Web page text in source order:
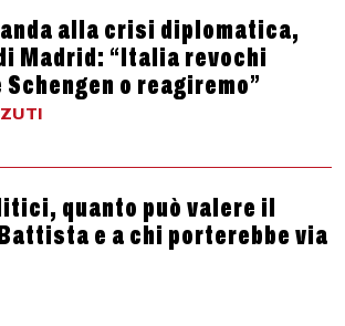
alla crisi diplomatica,
Madrid: “Italia revochi
o reagiremo”
quanto può valere il
e a chi porterebbe via